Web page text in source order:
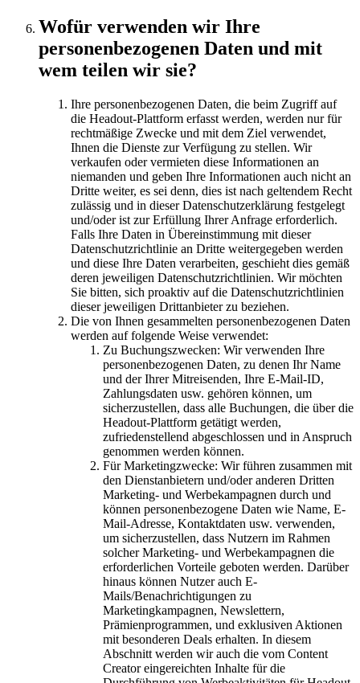
Wofür verwenden wir Ihre
personenbezogenen Daten und mit
wem teilen wir sie?
Ihre personenbezogenen Daten, die beim Zugriff auf
die Headout-Plattform erfasst werden, werden nur für
rechtmäßige Zwecke und mit dem Ziel verwendet,
Ihnen die Dienste zur Verfügung zu stellen. Wir
verkaufen oder vermieten diese Informationen an
niemanden und geben Ihre Informationen auch nicht an
Dritte weiter, es sei denn, dies ist nach geltendem Recht
zulässig und in dieser Datenschutzerklärung festgelegt
und/oder ist zur Erfüllung Ihrer Anfrage erforderlich.
Falls Ihre Daten in Übereinstimmung mit dieser
Datenschutzrichtlinie an Dritte weitergegeben werden
und diese Ihre Daten verarbeiten, geschieht dies gemäß
deren jeweiligen Datenschutzrichtlinien. Wir möchten
Sie bitten, sich proaktiv auf die Datenschutzrichtlinien
dieser jeweiligen Drittanbieter zu beziehen.
Die von Ihnen gesammelten personenbezogenen Daten
werden auf folgende Weise verwendet:
Zu Buchungszwecken: Wir verwenden Ihre
personenbezogenen Daten, zu denen Ihr Name
und der Ihrer Mitreisenden, Ihre E-Mail-ID,
Zahlungsdaten usw. gehören können, um
sicherzustellen, dass alle Buchungen, die über die
Headout-Plattform getätigt werden,
zufriedenstellend abgeschlossen und in Anspruch
genommen werden können.
Für Marketingzwecke: Wir führen zusammen mit
den Dienstanbietern und/oder anderen Dritten
Marketing- und Werbekampagnen durch und
können personenbezogene Daten wie Name, E-
Mail-Adresse, Kontaktdaten usw. verwenden,
um sicherzustellen, dass Nutzern im Rahmen
solcher Marketing- und Werbekampagnen die
erforderlichen Vorteile geboten werden. Darüber
hinaus können Nutzer auch E-
Mails/Benachrichtigungen zu
Marketingkampagnen, Newslettern,
Prämienprogrammen, und exklusiven Aktionen
mit besonderen Deals erhalten. In diesem
Abschnitt werden wir auch die vom Content
Creator eingereichten Inhalte für die